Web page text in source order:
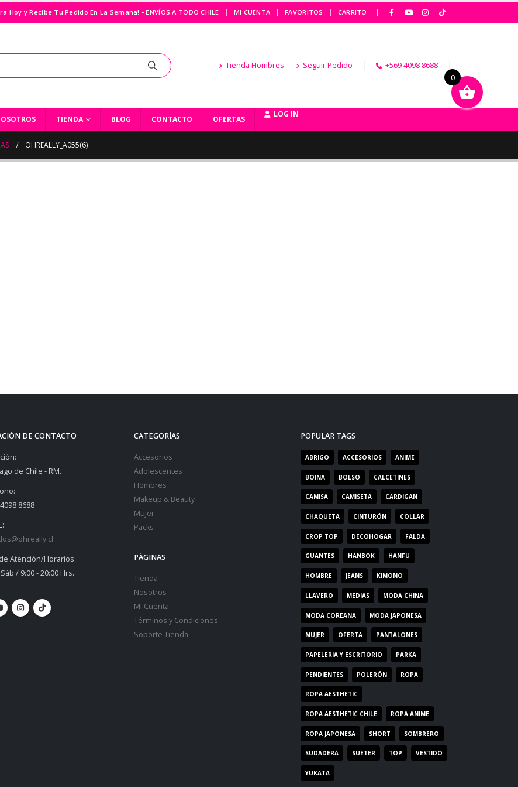
Hoy y Recibe Tu Pedido En La Semana! - ENVÍOS A TODO CHILE | MI CUENTA FAVORITOS CARRITO |
Tienda Hombres Seguir Pedido +569 4098 8688
TIENDA BLOG CONTACTO OFERTAS
LOG IN
OHREALLY_A055(6)
DE CONTACTO
de Chile - RM.
8688
Atención/Horarios:
/ 9:00 - 20:00 Hrs.
CATEGORÍAS
Accesorios
Adolescentes
Hombres
Makeup & Beauty
Mujer
Packs
PÁGINAS
Tienda
Nosotros
Mi Cuenta
Términos y Condiciones
Soporte Tienda
POPULAR TAGS
ABRIGO ACCESORIOS ANIME
BOINA BOLSO CALCETINES
CAMISA CAMISETA CARDIGAN
CHAQUETA CINTURÓN COLLAR
CROP TOP DECOHOGAR FALDA
GUANTES HANBOK HANFU
HOMBRE JEANS KIMONO
LLAVERO MEDIAS MODA CHINA
MODA COREANA MODA JAPONESA
MUJER OFERTA PANTALONES
PAPELERIA Y ESCRITORIO PARKA
PENDIENTES POLERÓN ROPA
ROPA AESTHETIC
ROPA AESTHETIC CHILE ROPA ANIME
ROPA JAPONESA SHORT SOMBRERO
SUDADERA SUETER TOP VESTIDO
YUKATA
0